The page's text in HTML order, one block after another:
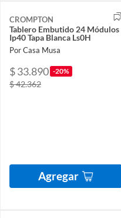
CROMPTON
Tablero Embutido 24 Módulos
Ip40 Tapa Blanca Ls0H
Por Casa Musa
$ 33.890 -20%
$ 42.362
Agregar